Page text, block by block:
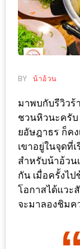
ชิ
ลล์
ชิม
ที่
10
ร้าน
พ่อ
ค้า
แซ่บ
สวย
BY น้าอ้วน
มาพบกับรีวิวร้
ชวนหิวนะครั
ยอัษฎาธร ก็ค
เขาอยู่ในจุดที่
สำหรับน้าอ้วน
กัน เมื่อครั้งไ
โอกาสได้แวะ
จะมาลองชิม